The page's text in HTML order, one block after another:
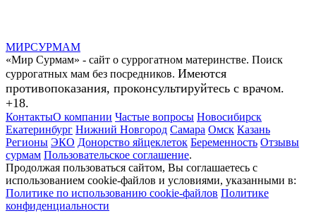
МИРСУРМАМ
«Мир Сурмам» - сайт о суррогатном материнстве. Поиск
суррогатных мам без посредников. Имеются
противопоказания, проконсультируйтесь с врачом.
+18.
КонтактыО компании Частые вопросы Новосибирск
Екатеринбург Нижний Новгород Самара Омск Казань
Регионы ЭКО Донорство яйцеклеток Беременность Отзывы
сурмам Пользовательское соглашение.
Продолжая пользоваться сайтом, Вы соглашаетесь с
использованием cookie-файлов и условиями, указанными в:
Политике по использованию cookie-файлов Политике
конфиденциальности